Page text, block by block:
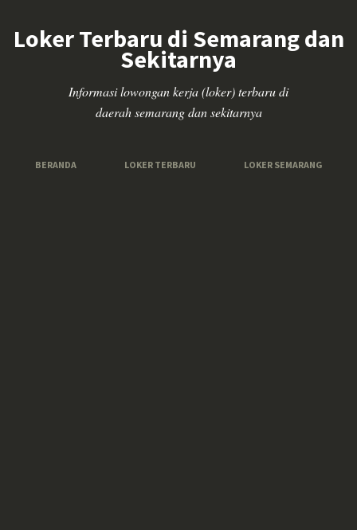
Loker Terbaru di Semarang dan
Sekitarnya
Informasi lowongan kerja (loker) terbaru di
daerah semarang dan sekitarnya
BERANDA LOKER TERBARU LOKER SEMARANG